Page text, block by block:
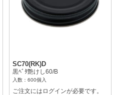
SC70(RK)D
黒ﾍﾞﾀ艶けし60/B
入数：600個入
ご注文にはログインが必要です。